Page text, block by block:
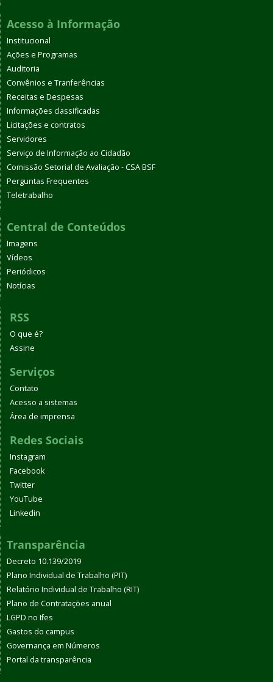
Acesso à Informação
Institucional
Ações e Programas
Auditoria
Convênios e Tranferências
Receitas e Despesas
Informações classificadas
Licitações e contratos
Servidores
Serviço de Informação ao Cidadão
Comissão Setorial de Avaliação - CSA BSF
Perguntas Frequentes
Teletrabalho
Central de Conteúdos
Imagens
Vídeos
Periódicos
Notícias
RSS
O que é?
Assine
Serviços
Contato
Acesso a sistemas
Área de imprensa
Redes Sociais
Instagram
Facebook
Twitter
YouTube
Linkedin
Transparência
Decreto 10.139/2019
Plano Individual de Trabalho (PIT)
Relatório Individual de Trabalho (RIT)
Plano de Contratações anual
LGPD no Ifes
Gastos do campus
Governança em Números
Portal da transparência